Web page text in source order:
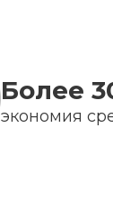
Более
экономия